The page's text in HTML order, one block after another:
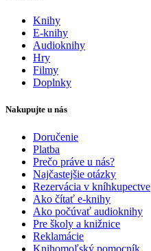
Knihy
E-knihy
Audioknihy
Hry
Filmy
Doplnky
Nakupujte u nás
Doručenie
Platba
Prečo práve u nás?
Najčastejšie otázky
Rezervácia v kníhkupectve
Ako čítať e-knihy
Ako počúvať audioknihy
Pre školy a knižnice
Reklamácie
Knihomoľský pomocník